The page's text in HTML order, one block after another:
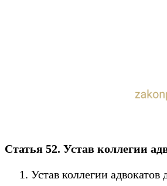
Статья 52. Устав коллегии
1. Устав коллегии адвокатов